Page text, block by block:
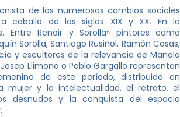
de los numerosos cambios sociales
caballo de los siglos XIX y XX. En la
Entre Renoir y Sorolla» pintores como
Sorolla, Santiago Rusiñol, Ramón Casas,
y escultores de la relevancia de Manolo
Llimona o Pablo Gargallo representan
de este período, distribuido en
mujer y la intelectualidad, el retrato, el
desnudos y la conquista del espacio